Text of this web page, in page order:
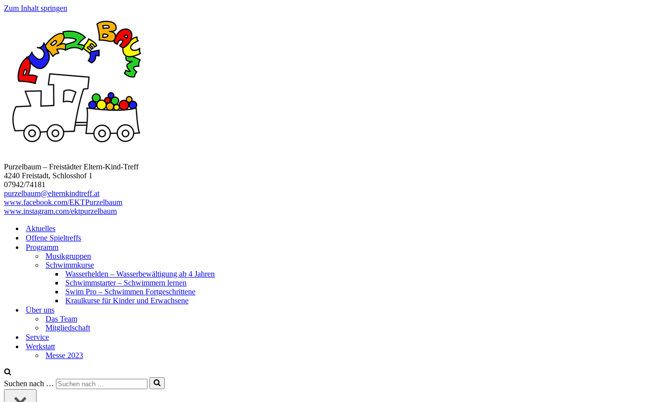
Zum Inhalt springen
Purzelbaum – Freistädter Eltern-Kind-Treff
4240 Freistadt, Schlosshof 1
07942/74181
purzelbaum@elternkindtreff.at
www.facebook.com/EKTPurzelbaum
www.instagram.com/ektpurzelbaum
Aktuelles
Offene Spieltreffs
Programm
Musikgruppen
Schwimmkurse
Wasserhelden – Wasserbewältigung ab 4 Jahren
Schwimmstarter – Schwimmern lernen
Swim Pro – Schwimmen Fortgeschrittene
Kraulkurse für Kinder und Erwachsene
Über uns
Das Team
Mitgliedschaft
Service
Werkstatt
Messe 2023
Suchen nach …